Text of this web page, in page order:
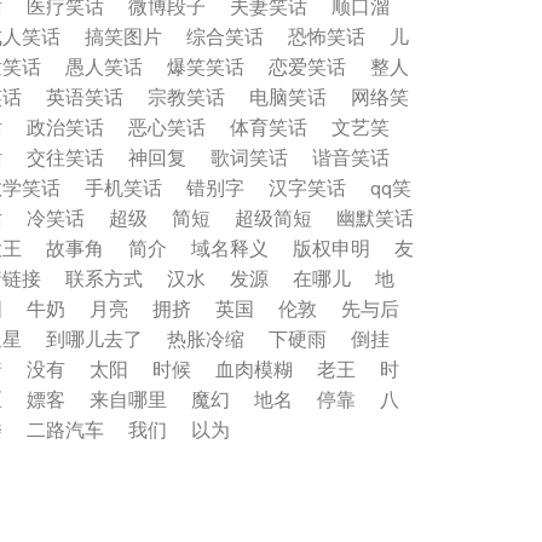
医疗笑话 微博段子 夫妻笑话
顺口溜
笑话
搞笑图片 综合笑话 恐怖笑话
儿
话
愚人笑话 爆笑笑话 恋爱笑话
整人
英语笑话 宗教笑话 电脑笑话
网络笑
政治笑话 恶心笑话 体育笑话
文艺笑
交往笑话 神回复 歌词笑话
谐音笑话
笑话
手机笑话 错别字 汉字笑话
qq笑
冷笑话 超级 简短 超级简短
幽默笑话
故事角 简介 域名释义 版权申明
友
接
联系方式 汉水 发源 在哪儿
地
牛奶 月亮 拥挤 英国 伦敦
先与后
到哪儿去了 热胀冷缩 下硬雨
倒挂
没有 太阳 时候 血肉模糊 老王
时
嫖客 来自哪里 魔幻 地名 停靠
八
二路汽车 我们 以为